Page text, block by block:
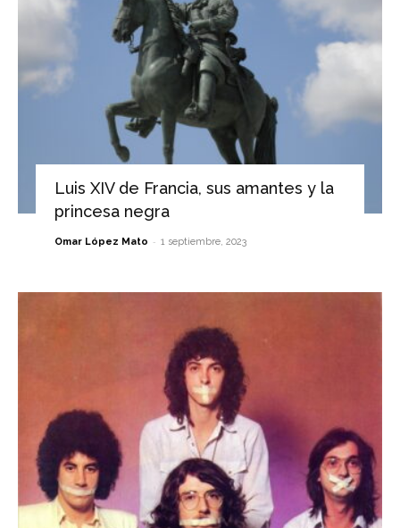
Luis XIV de Francia, sus amantes y la
princesa negra
Omar López Mato - 1 septiembre, 2023